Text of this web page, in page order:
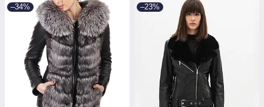
–34% –23%